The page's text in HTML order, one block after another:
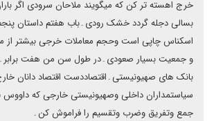
خرج اهسته تر کن که میگویند ملاحان سرودی اگر
بسالی دجله گردد خشک رودی۔باب هفتم داستان
اسکناس چاپی است وحجم معاملات خرجی بیشتر از
و جمعیت بسیار صعودی۔در طول سن من هفت برابر۔
بانک های صهیونیستی۔اقتصاددست اقتصاد دانان
سیاستمداران داخلی وصهیونیستی خارجی که داووس
جمع وتفریق وضرب وتقسیم را فراموش کن۔